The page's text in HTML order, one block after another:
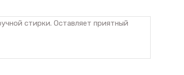
стирки. Оставляет приятный